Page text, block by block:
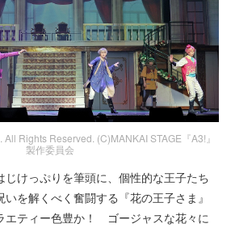
Rights Reserved. (C)MANKAI STAGE『A3!』
製作委員会
けっぷりを筆頭に、個性的な王子たち
を解くべく奮闘する『花の王子さま』
エティー色豊か！ ゴージャスな花々に